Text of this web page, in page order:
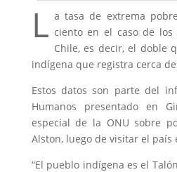
L a tasa de extrema
ciento en el caso de
Chile, es decir, el doble
indígena que registra cerca
Estos datos son parte del
Humanos presentado en
especial de la ONU sobre
Alston, luego de visitar el país
“El pueblo indígena es el